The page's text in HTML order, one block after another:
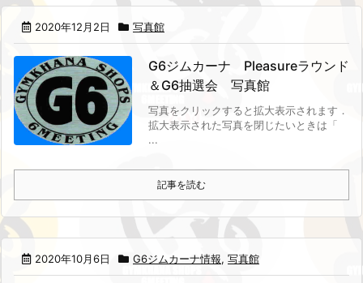
2020年12月2日 写真館
G6ジムカーナ Pleasureラウンド
＆G6抽選会 写真館
写真をクリックすると拡大表示されます．
拡大表示された写真を閉じたいときは「
...
記事を読む
2020年10月6日 G6ジムカーナ情報, 写真館